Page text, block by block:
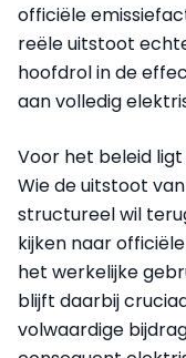
officiële
reële uitstoot
hoofdrol in de
aan volledig
Voor het beleid ligt
Wie de uitstoot
structureel wil
kijken naar
het werkelijke
blijft daarbij
volwaardige